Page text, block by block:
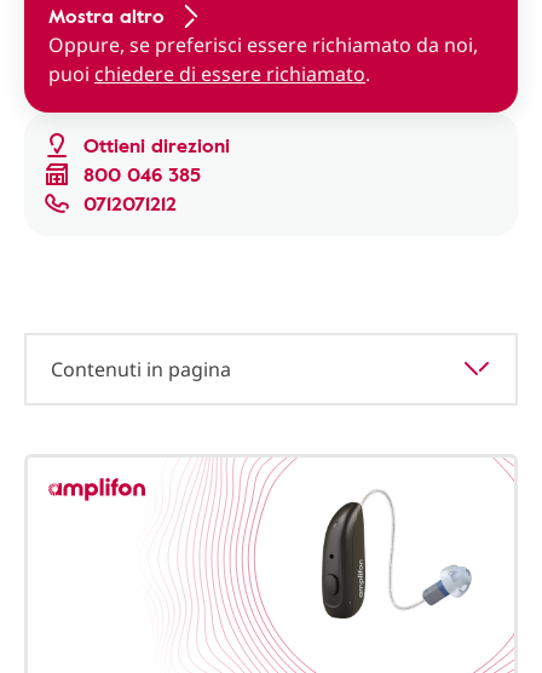
Ottieni direzioni
800 046 385
0712071212
Mostra altro
Oppure, se preferisci essere richiamato da noi,
puoi chiedere di essere richiamato.
Contenuti in pagina